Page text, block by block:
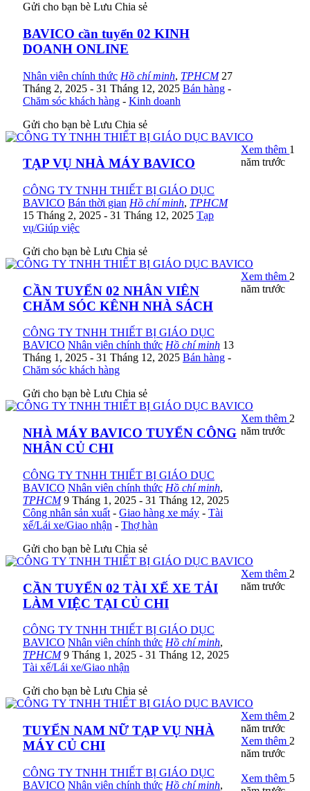
Gửi cho bạn bè Lưu Chia sẻ
BAVICO cần tuyển 02 KINH
DOANH ONLINE
Nhân viên chính thức Hồ chí minh, TPHCM 27
Tháng 2, 2025 - 31 Tháng 12, 2025 Bán hàng -
Chăm sóc khách hàng - Kinh doanh
Gửi cho bạn bè Lưu Chia sẻ
TẠP VỤ NHÀ MÁY BAVICO
CÔNG TY TNHH THIẾT BỊ GIÁO DỤC
BAVICO Bán thời gian Hồ chí minh, TPHCM
15 Tháng 2, 2025 - 31 Tháng 12, 2025 Tạp
vụ/Giúp việc
Gửi cho bạn bè Lưu Chia sẻ
Xem thêm 1
năm trước
CẦN TUYỂN 02 NHÂN VIÊN
CHĂM SÓC KÊNH NHÀ SÁCH
CÔNG TY TNHH THIẾT BỊ GIÁO DỤC
BAVICO Nhân viên chính thức Hồ chí minh 13
Tháng 1, 2025 - 31 Tháng 12, 2025 Bán hàng -
Chăm sóc khách hàng
Gửi cho bạn bè Lưu Chia sẻ
Xem thêm 2
năm trước
NHÀ MÁY BAVICO TUYỂN CÔNG
NHÂN CỦ CHI
CÔNG TY TNHH THIẾT BỊ GIÁO DỤC
BAVICO Nhân viên chính thức Hồ chí minh,
TPHCM 9 Tháng 1, 2025 - 31 Tháng 12, 2025
Công nhân sản xuất - Giao hàng xe máy - Tài
xế/Lái xe/Giao nhận - Thợ hàn
Gửi cho bạn bè Lưu Chia sẻ
Xem thêm2
năm trước
CẦN TUYỂN 02 TÀI XẾ XE TẢI
LÀM VIỆC TẠI CỦ CHI
CÔNG TY TNHH THIẾT BỊ GIÁO DỤC
BAVICO Nhân viên chính thức Hồ chí minh,
TPHCM 9 Tháng 1, 2025 - 31 Tháng 12, 2025
Tài xế/Lái xe/Giao nhận
Gửi cho bạn bè Lưu Chia sẻ
Xem thêm 2
năm trước
TUYỂN NAM NỮ TẠP VỤ NHÀ
MÁY CỦ CHI
CÔNG TY TNHH THIẾT BỊ GIÁO DỤC
BAVICO Nhân viên chính thức Hồ chí minh,
Xem thêm 2
năm trước
Xem thêm 2
năm trước
Xem thêm 5